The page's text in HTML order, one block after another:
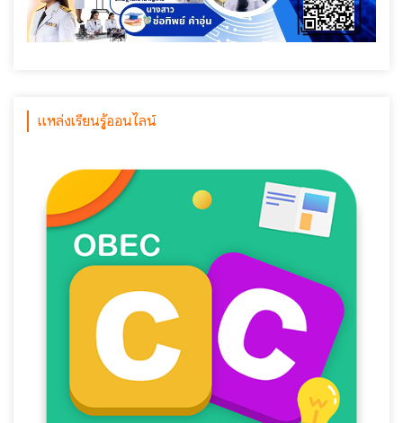
แหล่งเรียนรู้ออนไลน์